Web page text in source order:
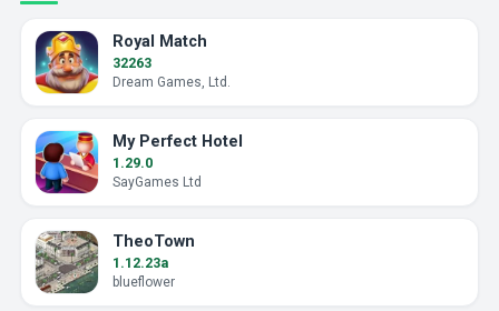
Royal Match
32263
Dream Games, Ltd.
My Perfect Hotel
1.29.0
SayGames Ltd
TheoTown
1.12.23a
blueflower